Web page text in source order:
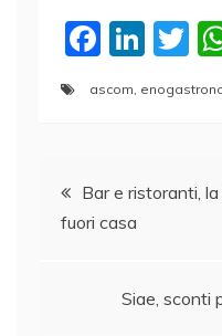
F
c
b
o
Li
k
dI
T
w
itt
ascom
Navigazione
articoli
Bar e ristoranti,
fuori casa
Siae, sconti